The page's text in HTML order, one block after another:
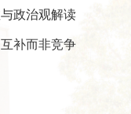
政治观解读
补而非竞争